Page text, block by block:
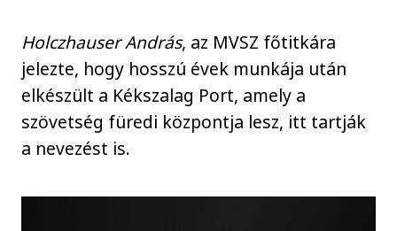
Holczhauser András, az MVSZ főtitkára
jelezte, hogy hosszú évek munkája után
elkészült a Kékszalag Port, amely a
szövetség füredi központja lesz, itt tartják
a nevezést is.